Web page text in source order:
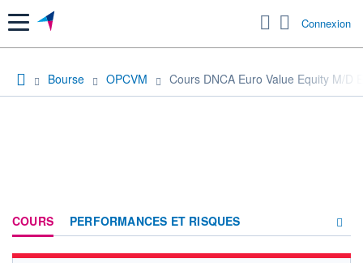
Menu Connexion
Bourse OPCVM Cours DNCA Euro Value Equity M/D
COURS PERFORMANCES ET RISQUES